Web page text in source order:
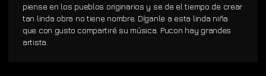
piense en los pueblos originarios y se de el tiempo de crear
tan linda obra no tiene nombre. Díganle a esta linda niña
que con gusto compartiré su música. Pucon hay grandes
artista.